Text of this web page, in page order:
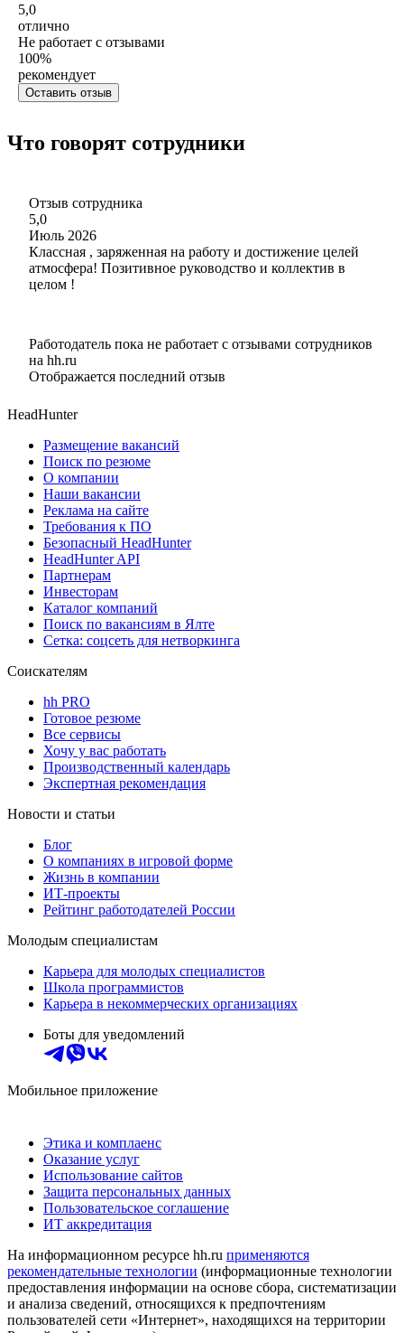
5,0
отлично
Не работает с отзывами
100%
рекомендует
Оставить отзыв
Что говорят сотрудники
Отзыв сотрудника
5,0
Июль 2026
Классная , заряженная на работу и достижение целей
атмосфера! Позитивное руководство и коллектив в
целом !
Работодатель пока не работает с отзывами сотрудников
на hh.ru
Отображается последний отзыв
HeadHunter
Размещение вакансий
Поиск по резюме
О компании
Наши вакансии
Реклама на сайте
Требования к ПО
Безопасный HeadHunter
HeadHunter API
Партнерам
Инвесторам
Каталог компаний
Поиск по вакансиям в Ялте
Сетка: соцсеть для нетворкинга
Соискателям
hh PRO
Готовое резюме
Все сервисы
Хочу у вас работать
Производственный календарь
Экспертная рекомендация
Новости и статьи
Блог
О компаниях в игровой форме
Жизнь в компании
ИТ-проекты
Рейтинг работодателей России
Молодым специалистам
Карьера для молодых специалистов
Школа программистов
Карьера в некоммерческих организациях
Боты для уведомлений
Мобильное приложение
Этика и комплаенс
Оказание услуг
Использование сайтов
Защита персональных данных
Пользовательское соглашение
ИТ аккредитация
На информационном ресурсе hh.ru применяются
рекомендательные технологии (информационные технологии
предоставления информации на основе сбора, систематизации
и анализа сведений, относящихся к предпочтениям
пользователей сети «Интернет», находящихся на территории